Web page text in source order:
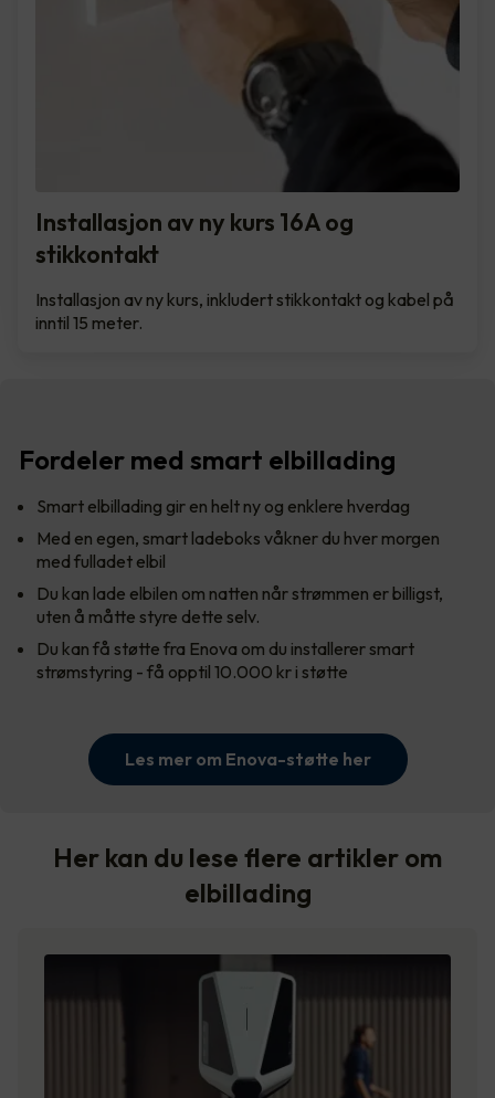
Installasjon av ny kurs 16A og
stikkontakt
Installasjon av ny kurs, inkludert stikkontakt og kabel på
inntil 15 meter.
Fordeler med smart elbillading
Smart elbillading gir en helt ny og enklere hverdag
Med en egen, smart ladeboks våkner du hver morgen
med fulladet elbil
Du kan lade elbilen om natten når strømmen er billigst,
uten å måtte styre dette selv.
Du kan få støtte fra Enova om du installerer smart
strømstyring - få opptil 10.000 kr i støtte
Les mer om Enova-støtte her
Her kan du lese flere artikler om
elbillading